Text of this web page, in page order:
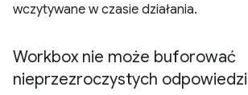
wczytywane w czasie działania.
Workbox nie może buforować
nieprzezroczystych odpowiedzi